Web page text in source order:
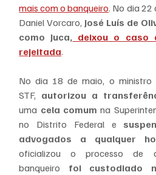
mais com o banqueiro. No dia 22
Daniel Vorcaro, José Luís de
como Juca, deixou o caso
rejeitada.
No dia 18 de maio, o ministro
STF, autorizou a
uma cela comum na
no Distrito Federal e
advogados a qualquer
oficializou o processo de
banqueiro foi custodiado